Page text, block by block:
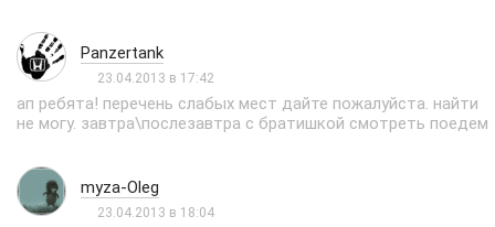
Panzertank
23.04.2013 в 17:42
ап ребята! перечень слабых мест дайте пожалуйста. найти
не могу. завтра\послезавтра с братишкой смотреть поедем
myza-Oleg
23.04.2013 в 18:04